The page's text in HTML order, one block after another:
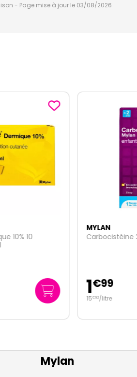
- Page mise à jour le 03/08/2026
2% enfants
MYLAN
Viatris
1€
0€22
Mylan